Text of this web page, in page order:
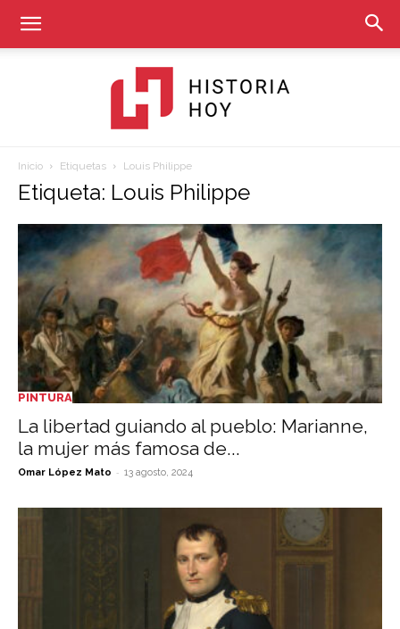
Hoy
Inicio Etiquetas Louis Philippe
Etiqueta: Louis Philippe
PINTURA
La libertad guiando al pueblo: Marianne,
la mujer más famosa de...
Omar López Mato - 13 agosto, 2024